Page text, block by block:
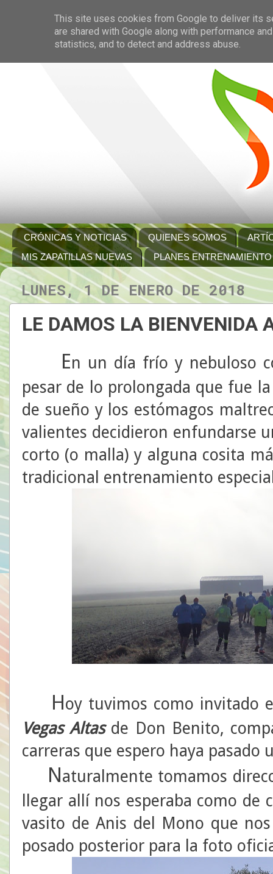
CRÓNICAS Y NOTICIAS QUIENES SOMOS
MIS ZAPATILLAS NUEVAS
PLANES ENTRENAMIENTO
LUNES, 1 DE ENERO DE 2018
LE DAMOS LA BIENVENIDA
En un día frío y nebuloso
pesar de lo prolongada que fue
de sueño y los estómagos
valientes decidieron enfundarse
corto (o malla) y alguna cosita
tradicional entrenamiento
Hoy tuvimos como invitado
Vegas Altasde Don Benito,
carreras que espero haya
Naturalmente tomamos
llegar allí nos esperaba como
vasito de Anis del Mono que
posado posterior para la foto
This site uses cookies from Google to deliver its
are shared with Google along with performance
statistics, and to detect and address abuse.